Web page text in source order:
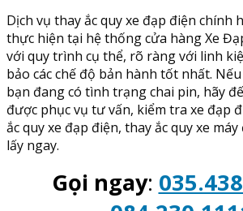
Dịch vụ thay ắc quy xe đạp điện chính
thực hiện tại hệ thống cửa hàng Xe
với quy trình cụ thể, rõ ràng với linh
bảo các chế độ bản hành tốt nhất.
bạn đang có tình trạng chai pin, hãy
được phục vụ tư vấn, kiểm tra xe đạp
ắc quy xe đạp điện, thay ắc quy xe
lấy ngay.
Gọi ngay: